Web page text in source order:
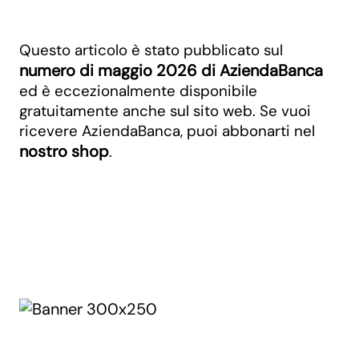
Questo articolo è stato pubblicato sul
numero di maggio 2026 di AziendaBanca
ed è eccezionalmente disponibile
gratuitamente anche sul sito web. Se vuoi
ricevere AziendaBanca, puoi abbonarti nel
nostro shop.